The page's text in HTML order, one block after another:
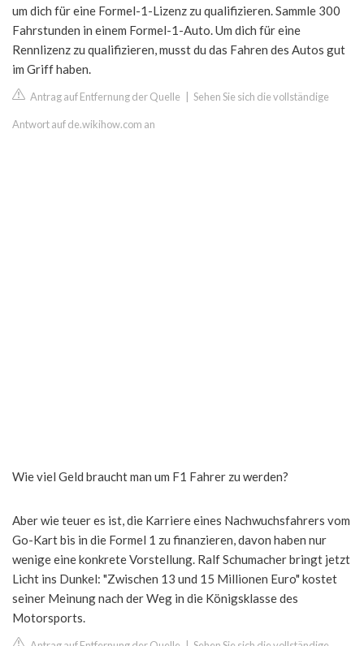
um dich für eine Formel-1-Lizenz zu qualifizieren. Sammle 300
Fahrstunden in einem Formel-1-Auto. Um dich für eine
Rennlizenz zu qualifizieren, musst du das Fahren des Autos gut
im Griff haben.
Antrag auf Entfernung der Quelle Sehen Sie sich die vollständige
Antwort auf de.wikihow.com an
Wie viel Geld braucht man um F1 Fahrer zu werden?
Aber wie teuer es ist, die Karriere eines Nachwuchsfahrers vom
Go-Kart bis in die Formel 1 zu finanzieren, davon haben nur
wenige eine konkrete Vorstellung. Ralf Schumacher bringt jetzt
Licht ins Dunkel: "Zwischen 13 und 15 Millionen Euro" kostet
seiner Meinung nach der Weg in die Königsklasse des
Motorsports.